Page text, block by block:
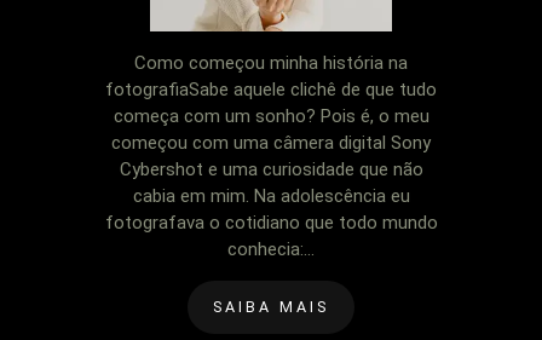
Como começou minha história na
fotografiaSabe aquele clichê de que tudo
começa com um sonho? Pois é, o meu
começou com uma câmera digital Sony
Cybershot e uma curiosidade que não
cabia em mim. Na adolescência eu
fotografava o cotidiano que todo mundo
conhecia:...
SAIBA MAIS